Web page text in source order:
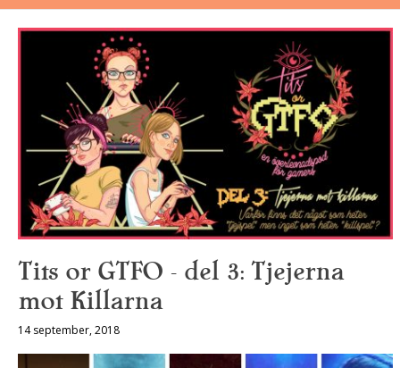
Tits or GTFO – del 3: Tjejerna
mot Killarna
14 september, 2018